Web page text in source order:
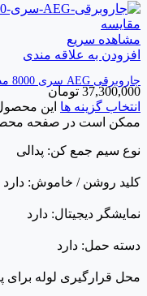
مقایسه
مشاهده سریع
افزودن به علاقه مندی
جاروبرقی AEG سری 8000 مدل AB81A2DG
37,300,000 تومان
انتخاب گزینه ها این
ممکن است در صفحه
نوع سیم جمع کن: پدالی
کلید روشن / خاموش: دارد
نمایشگر دیجیتال: دارد
دسته حمل: دارد
محل قرارگیری لوله برای